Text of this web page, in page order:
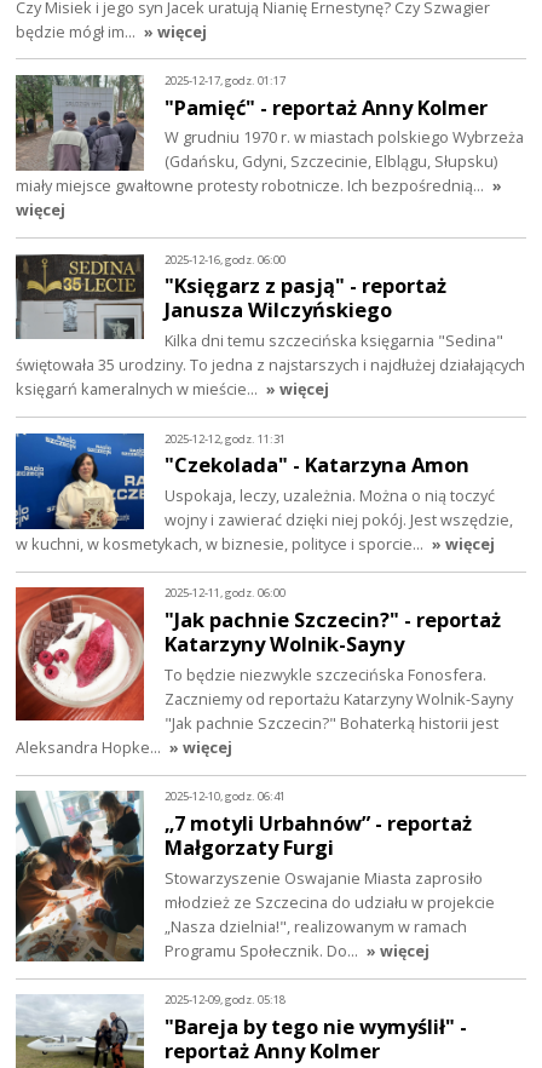
Czy Misiek i jego syn Jacek uratują Nianię Ernestynę? Czy Szwagier
będzie mógł im… » więcej
2025-12-17, godz. 01:17
"Pamięć" - reportaż Anny Kolmer
W grudniu 1970 r. w miastach polskiego Wybrzeża
(Gdańsku, Gdyni, Szczecinie, Elblągu, Słupsku)
miały miejsce gwałtowne protesty robotnicze. Ich bezpośrednią… »
więcej
2025-12-16, godz. 06:00
"Księgarz z pasją" - reportaż
Janusza Wilczyńskiego
Kilka dni temu szczecińska księgarnia "Sedina"
świętowała 35 urodziny. To jedna z najstarszych i najdłużej działających
księgarń kameralnych w mieście… » więcej
2025-12-12, godz. 11:31
"Czekolada" - Katarzyna Amon
Uspokaja, leczy, uzależnia. Można o nią toczyć
wojny i zawierać dzięki niej pokój. Jest wszędzie,
w kuchni, w kosmetykach, w biznesie, polityce i sporcie… » więcej
2025-12-11, godz. 06:00
"Jak pachnie Szczecin?" - reportaż
Katarzyny Wolnik-Sayny
To będzie niezwykle szczecińska Fonosfera.
Zaczniemy od reportażu Katarzyny Wolnik-Sayny
"Jak pachnie Szczecin?" Bohaterką historii jest
Aleksandra Hopke… » więcej
2025-12-10, godz. 06:41
„7 motyli Urbahnów” - reportaż
Małgorzaty Furgi
Stowarzyszenie Oswajanie Miasta zaprosiło
młodzież ze Szczecina do udziału w projekcie
„Nasza dzielnia!", realizowanym w ramach
Programu Społecznik. Do… » więcej
2025-12-09, godz. 05:18
"Bareja by tego nie wymyślił" -
reportaż Anny Kolmer